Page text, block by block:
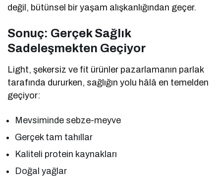
değil, bütünsel bir yaşam alışkanlığından geçer.
Sonuç: Gerçek Sağlık
Sadeleşmekten Geçiyor
Light, şekersiz ve fit ürünler pazarlamanın parlak
tarafında dururken, sağlığın yolu hâlâ en temelden
geçiyor:
Mevsiminde sebze-meyve
Gerçek tam tahıllar
Kaliteli protein kaynakları
Doğal yağlar